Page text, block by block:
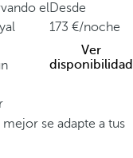
elDesde
173
/noche
Ver
disponibilidad
se adapte a tus